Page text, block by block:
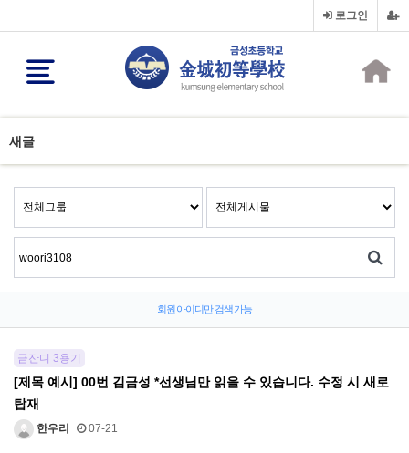
로그인
새글
회원 아이디만 검색 가능
금잔디 3용기
[제목 예시] 00번 김금성 *선생님만 읽을 수 있습니다. 수정 시 새로
탑재
한우리 07-21